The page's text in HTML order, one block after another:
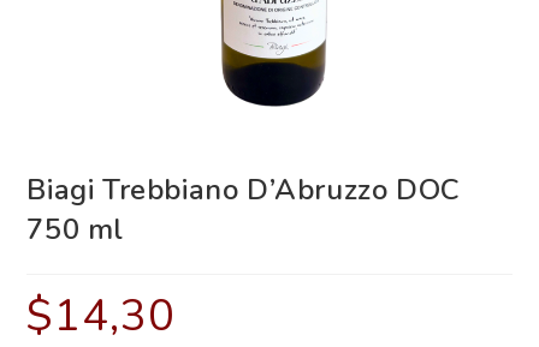
Biagi Trebbiano D’Abruzzo DOC
750 ml
$14,30